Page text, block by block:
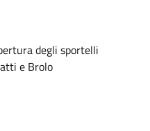
degli sportelli
e Brolo